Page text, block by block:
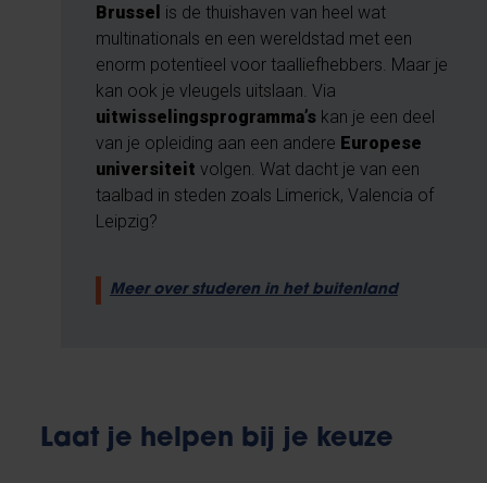
Brussel is de thuishaven van heel wat
multinationals en een wereldstad met een
enorm potentieel voor taalliefhebbers. Maar je
kan ook je vleugels uitslaan. Via
uitwisselingsprogramma’s kan je een deel
van je opleiding aan een andere Europese
universiteit volgen. Wat dacht je van een
taalbad in steden zoals Limerick, Valencia of
Leipzig?
Meer over studeren in het buitenland
Laat je helpen bij je keuze